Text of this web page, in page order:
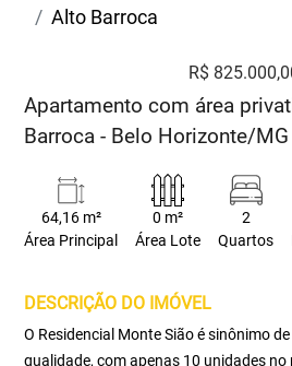
Alto Barroca
R$
Apartamento com área
Barroca - Belo Horizonte/MG
64,16 m²
Área Principal
0 m²
Área Lote
2
Quartos
DESCRIÇÃO DO IMÓVEL
O Residencial Monte Sião é sinônimo
qualidade, com apenas 10 unidades